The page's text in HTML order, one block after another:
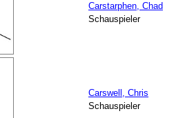
Carstarphen, Chad
Schauspieler
Carswell, Chris
Schauspieler